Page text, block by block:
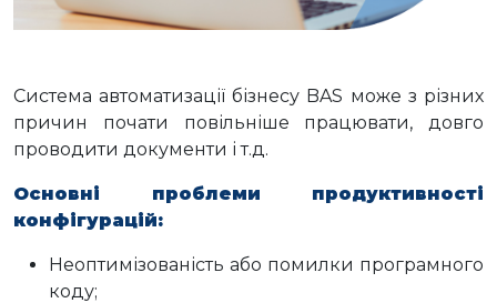
Система автоматизації бізнесу BAS може з різних
причин почати повільніше працювати, довго
проводити документи і т.д.
Основні проблеми продуктивності
конфігурацій:
Неоптимізованість або помилки програмного
коду;